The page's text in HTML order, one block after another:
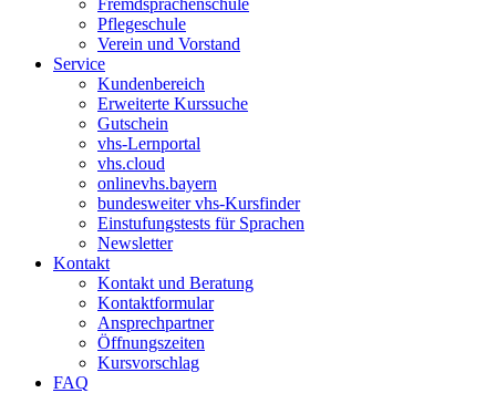
Pflegeschule
Verein und Vorstand
Service
Kundenbereich
Erweiterte Kurssuche
Gutschein
vhs-Lernportal
vhs.cloud
onlinevhs.bayern
bundesweiter vhs-Kursfinder
Einstufungstests für Sprachen
Newsletter
Kontakt
Kontakt und Beratung
Kontaktformular
Ansprechpartner
Öffnungszeiten
Kursvorschlag
FAQ